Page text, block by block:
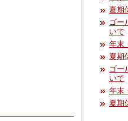
夏期
ゴー
いて
年末
夏期
ゴー
いて
年末
夏期